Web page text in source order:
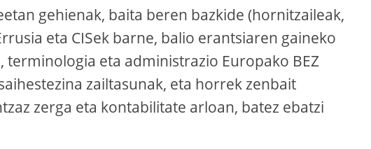
gehienak, baita beren bazkide (hornitzaileak,
eta CISek barne, balio erantsiaren gaineko
eta administrazio Europako BEZ
zailtasunak, eta horrek zenbait
zerga eta kontabilitate arloan, batez ebatzi